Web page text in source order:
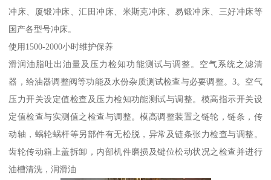
冲床、厦锻冲床、汇田冲床、米斯克冲床、易锻冲床、三好冲床等
国产各型号冲床。
使用1500-2000小时维护保养
滑润油脂吐出油量及压力检知功能测试与调整。空气系统之滤清
器，给油器调整阀等功能及水份杂质测试检查与必要调整。3。空气
压力开关设定值检查及压力检知功能测试与调整。模高指示开关设
定值检查与实测值之检查与调整。模高调整装置之链轮，链条，传
动轴，蜗轮蜗杆等另部件有无松脱，异常及链条张力检查与调整。
齿轮传动箱上盖拆卸，内部机件磨损及键位松动状况之检查并进行
油槽清洗，润滑油